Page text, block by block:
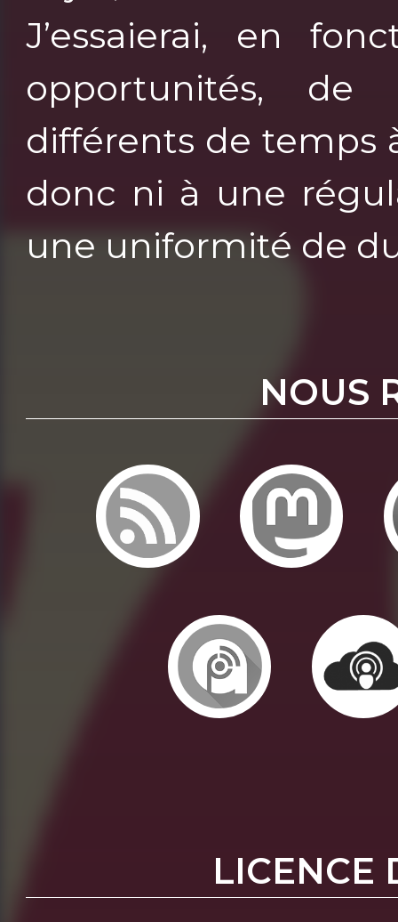
J’essaierai, en
opportunités, de
différents de temps
donc ni à une
une uniformité de
NOUS
LICENCE